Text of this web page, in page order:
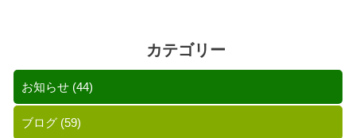
カテゴリー
お知らせ (44)
ブログ (59)